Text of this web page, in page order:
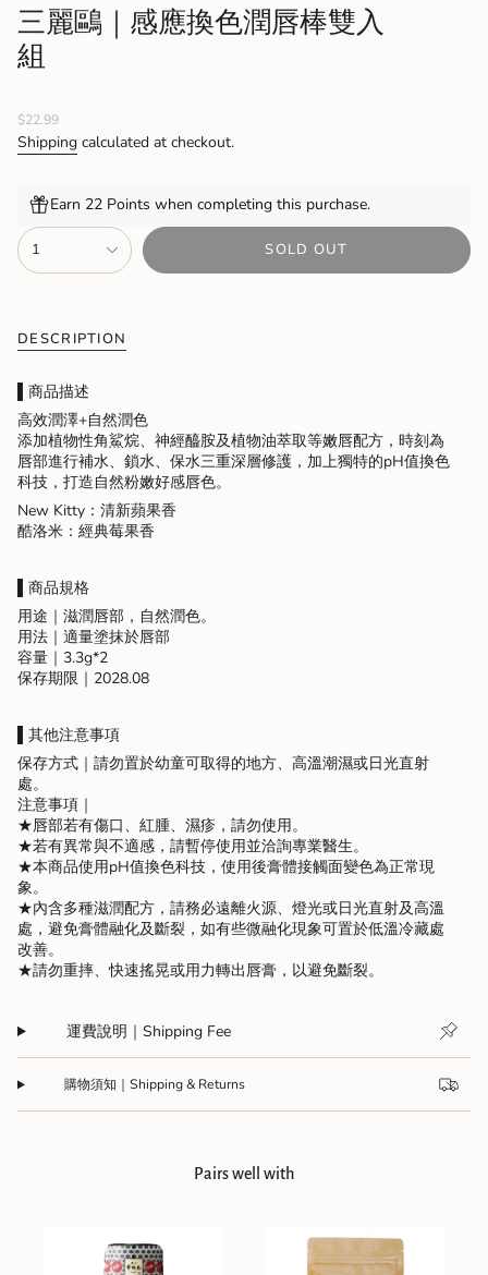
三麗鷗｜感應換色潤唇棒雙入
組
Regular
price
$22.99
Shipping calculated at checkout.
Earn 22 Points when completing this purchase.
{"in_cart_html"=>"
<span
class=\"quantity-
quantity
</span>
in
cart",
"decrease"=>"Decrease
quantity
for
{{
product
of
{{
quantity
}}",
"minimum_of"=>"Minimum
of
quantity
}}",
"maximum_of"=>"Maximum
of
{{
quantity
}}"}
1 SOLD OUT
DESCRIPTION
▌商品描述
高效潤澤+自然潤色
添加植物性角鯊烷、神經醯胺及植物油萃取等嫩唇配方，時刻為
唇部進行補水、鎖水、保水三重深層修護，加上獨特的pH值換色
科技，打造自然粉嫩好感唇色。
New Kitty：清新蘋果香
酷洛米：經典莓果香
▌商品規格
用途｜滋潤唇部，自然潤色。
用法｜適量塗抹於唇部
容量｜3.3g*2
保存期限｜2028.08
▌其他注意事項
保存方式｜請勿置於幼童可取得的地方、高溫潮濕或日光直射
處。
注意事項｜
★唇部若有傷口、紅腫、濕疹，請勿使用。
★若有異常與不適感，請暫停使用並洽詢專業醫生。
★本商品使用pH值換色科技，使用後膏體接觸面變色為正常現
象。
★內含多種滋潤配方，請務必遠離火源、燈光或日光直射及高溫
處，避免膏體融化及斷裂，如有些微融化現象可置於低溫冷藏處
改善。
★請勿重摔、快速搖晃或用力轉出唇膏，以避免斷裂。
運費說明｜Shipping Fee
購物須知｜Shipping & Returns
Pairs well with